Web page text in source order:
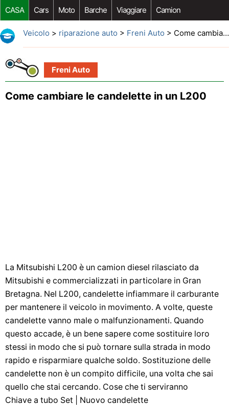
CASA Cars Moto Barche Viaggiare Camion
Riparazione Auto Acquisto Auto Car Opzioni Aftermarket
Veicolo > riparazione auto > Freni Auto > Come cambiare le candelette in un L200
Freni Auto
Come cambiare le candelette in un L200
La Mitsubishi L200 è un camion diesel rilasciato da
Mitsubishi e commercializzati in particolare in Gran
Bretagna. Nel L200, candelette infiammare il carburante
per mantenere il veicolo in movimento. A volte, queste
candelette vanno male o malfunzionamenti. Quando
questo accade, è un bene sapere come sostituire loro
stessi in modo che si può tornare sulla strada in modo
rapido e risparmiare qualche soldo. Sostituzione delle
candelette non è un compito difficile, una volta che sai
quello che stai cercando. Cose che ti serviranno
Chiave a tubo Set | Nuovo candelette